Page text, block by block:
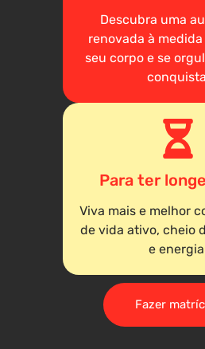
Descubra uma
renovada à
seu corpo e se
Para ter
Viva mais e melhor
de vida ativo, cheio
e
Fazer